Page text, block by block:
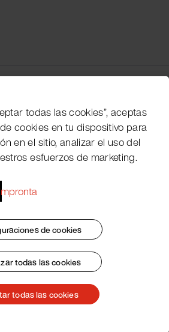
cliente
updated on news, event
generales
Protección de datos
todas las cookies”, aceptas
cookies en tu dispositivo para
en el sitio, analizar el uso del
esfuerzos de marketing.
Impronta
de cookies
todas las cookies
todas las cookies